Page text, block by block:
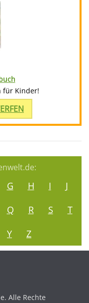
für Kinder!
G H I
J
Q R S
T
Y Z
Alle Rechte